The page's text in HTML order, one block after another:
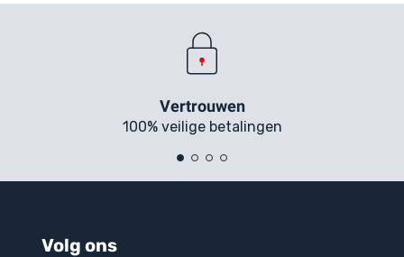
Vertrouwen
100% veilige betalingen
Volg ons